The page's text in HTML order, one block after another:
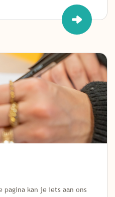
kan je iets aan ons